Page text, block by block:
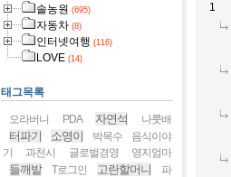
1
솔농원 (695)
자동차 (8)
인터넷여행 (116)
LOVE (14)
태그목록
오라버니 PDA 자연석 나룻배
터파기 소영이 박목수
음식이야
기
과천시 글로벌경영 영지엄마
들깨밭 T로그인 고란할머니
파